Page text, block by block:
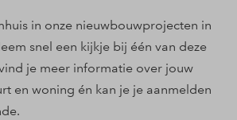
in onze nieuwbouwprojecten in
snel een kijkje bij één van deze
je meer informatie over jouw
en woning én kan je je aanmelden